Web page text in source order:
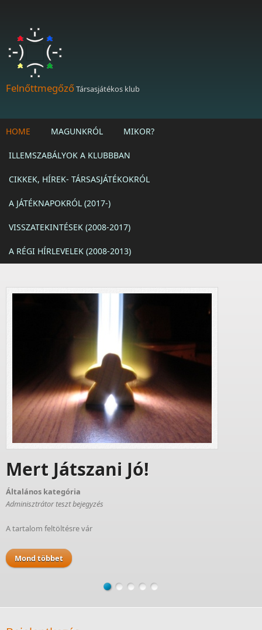
FelnőttmegőzőTársasjátékos klub
HOME MAGUNKRÓL MIKOR?
ILLEMSZABÁLYOK A KLUBBBAN
CIKKEK, HÍREK- TÁRSASJÁTÉKOKRÓL
A JÁTÉKNAPOKRÓL (2017-)
VISSZATEKINTÉSEK (2008-2017)
A RÉGI HÍRLEVELEK (2008-2013)
Mert Játszani Jó!
Általános kategória
Adminisztrátor teszt bejegyzés
A tartalom feltöltésre vár
Mond többet